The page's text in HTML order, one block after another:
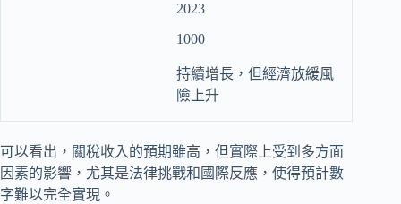
2023
1000
持續增長，但經濟放緩風
險上升
可以看出，關稅收入的預期雖高，但實際上受到多方面
因素的影響，尤其是法律挑戰和國際反應，使得預計數
字難以完全實現。